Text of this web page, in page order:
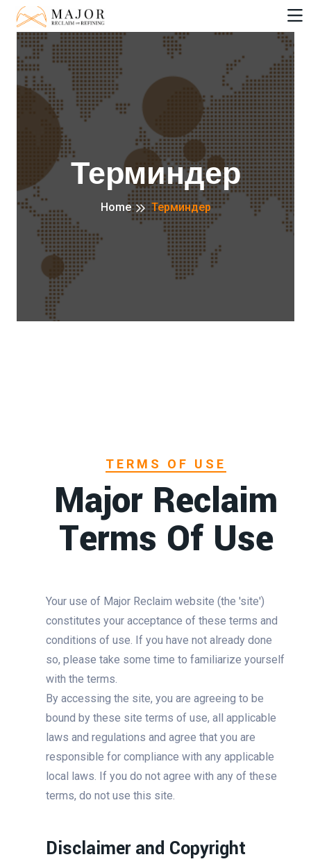
Терминдер
Home Терминдер
TERMS OF USE
Major Reclaim
Terms Of Use
Your use of Major Reclaim website (the 'site')
constitutes your acceptance of these terms and
conditions of use. If you have not already done
so, please take some time to familiarize yourself
with the terms.
By accessing the site, you are agreeing to be
bound by these site terms of use, all applicable
laws and regulations and agree that you are
responsible for compliance with any applicable
local laws. If you do not agree with any of these
terms, do not use this site.
Disclaimer and Copyright